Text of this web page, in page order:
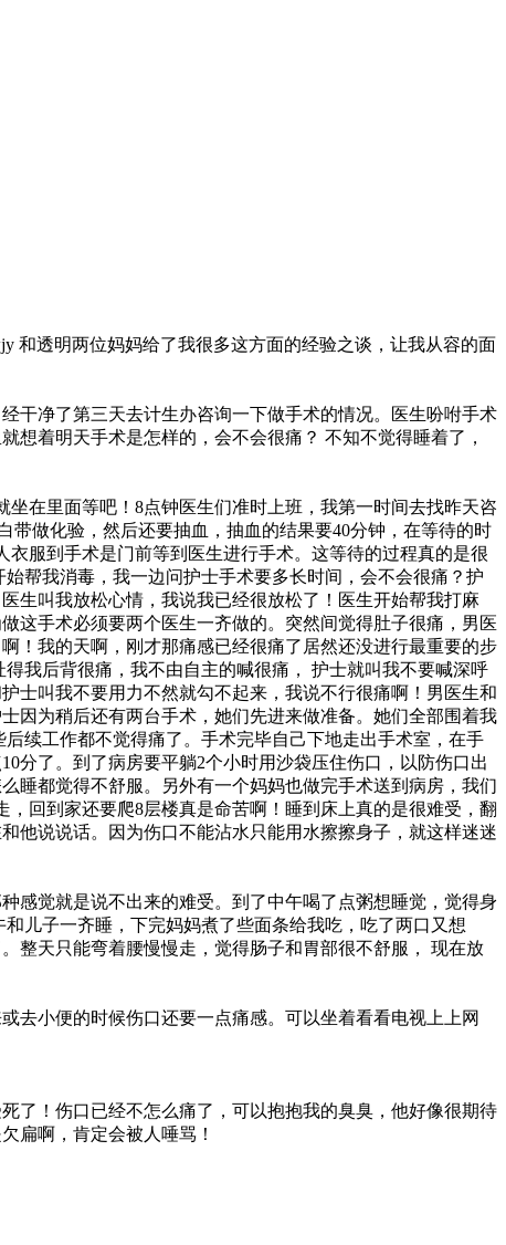
和透明两位妈妈给了我很多这方面的经验之谈，让我从容的面
干净了第三天去计生办咨询一下做手术的情况。医生吩咐手术
想着明天手术是怎样的，会不会很痛？ 不知不觉得睡着了，
在里面等吧！8点钟医生们准时上班，我第一时间去找昨天咨
做化验，然后还要抽血，抽血的结果要40分钟，在等待的时
服到手术是门前等到医生进行手术。这等待的过程真的是很
帮我消毒，我一边问护士手术要多长时间，会不会很痛？护
生叫我放松心情，我说我已经很放松了！医生开始帮我打麻
这手术必须要两个医生一齐做的。突然间觉得肚子很痛，男医
！我的天啊，刚才那痛感已经很痛了居然还没进行最重要的步
我后背很痛，我不由自主的喊很痛，
护士就叫我不要喊深呼
士叫我不要用力不然就勾不起来，我说不行很痛啊！男医生和
因为稍后还有两台手术，她们先进来做准备。她们全部围着我
续工作都不觉得痛了。手术完毕自己下地走出手术室，在手
分了。到了病房要平躺2个小时用沙袋压住伤口，以防伤口出
睡都觉得不舒服。另外有一个妈妈也做完手术送到病房，我们
回到家还要爬8层楼真是命苦啊！睡到床上真的是很难受，翻
他说说话。因为伤口不能沾水只能用水擦擦身子，就这样迷迷
感觉就是说不出来的难受。到了中午喝了点粥想睡觉，觉得身
儿子一齐睡，下完妈妈煮了些面条给我吃，吃了两口又想
整天只能弯着腰慢慢走，觉得肠子和胃部很不舒服，
现在放
去小便的时候伤口还要一点痛感。可以坐着看看电视上上网
了！伤口已经不怎么痛了，可以抱抱我的臭臭，他好像很期待
扁啊，肯定会被人唾骂！